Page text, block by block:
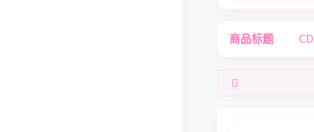
商品标题